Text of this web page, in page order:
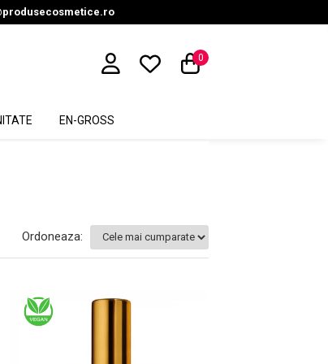
0
EN-GROSS
Ordoneaza: